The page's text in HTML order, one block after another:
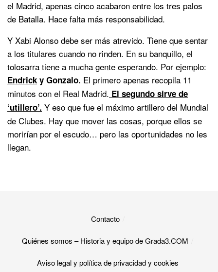
el Madrid, apenas cinco acabaron entre los tres palos
de Batalla. Hace falta más responsabilidad.
Y Xabi Alonso debe ser más atrevido. Tiene que sentar
a los titulares cuando no rinden. En su banquillo, el
tolosarra tiene a mucha gente esperando. Por ejemplo:
Endrick y Gonzalo. El primero apenas recopila 11
minutos con el Real Madrid. El segundo sirve de
‘utillero’. Y eso que fue el máximo artillero del Mundial
de Clubes. Hay que mover las cosas, porque ellos se
morirían por el escudo… pero las oportunidades no les
llegan.
Contacto
Quiénes somos – Historia y equipo de Grada3.COM
Aviso legal y política de privacidad y cookies​